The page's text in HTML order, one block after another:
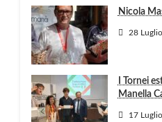
Nicola
28
I Tornei
Manella
17